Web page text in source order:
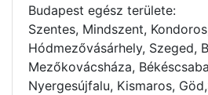
Budapest egész területe:
Szentes, Mindszent,
Hódmezővásárhely, Szeged,
Mezőkovácsháza,
Nyergesújfalu, Kismaros,